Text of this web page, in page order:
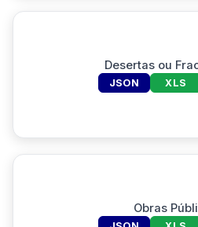
Desertas ou
JSON XLS
Obras